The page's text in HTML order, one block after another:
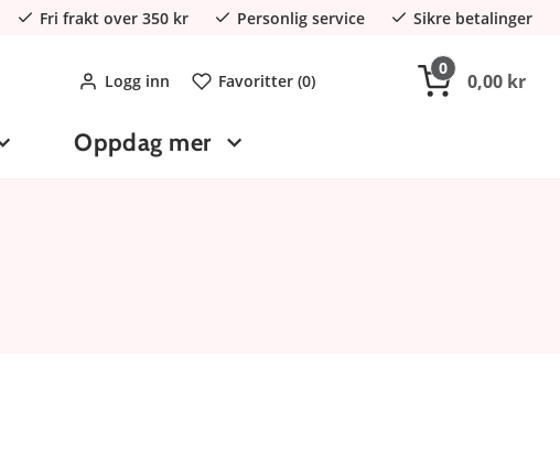
Fri frakt over 350 kr Personlig service Sikre betalinger
Logg inn Favoritter (0)
0
0,00 kr
Oppdag mer